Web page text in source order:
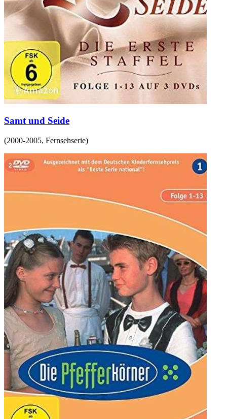
Samt und Seide
(2000-2005, Fernsehserie)